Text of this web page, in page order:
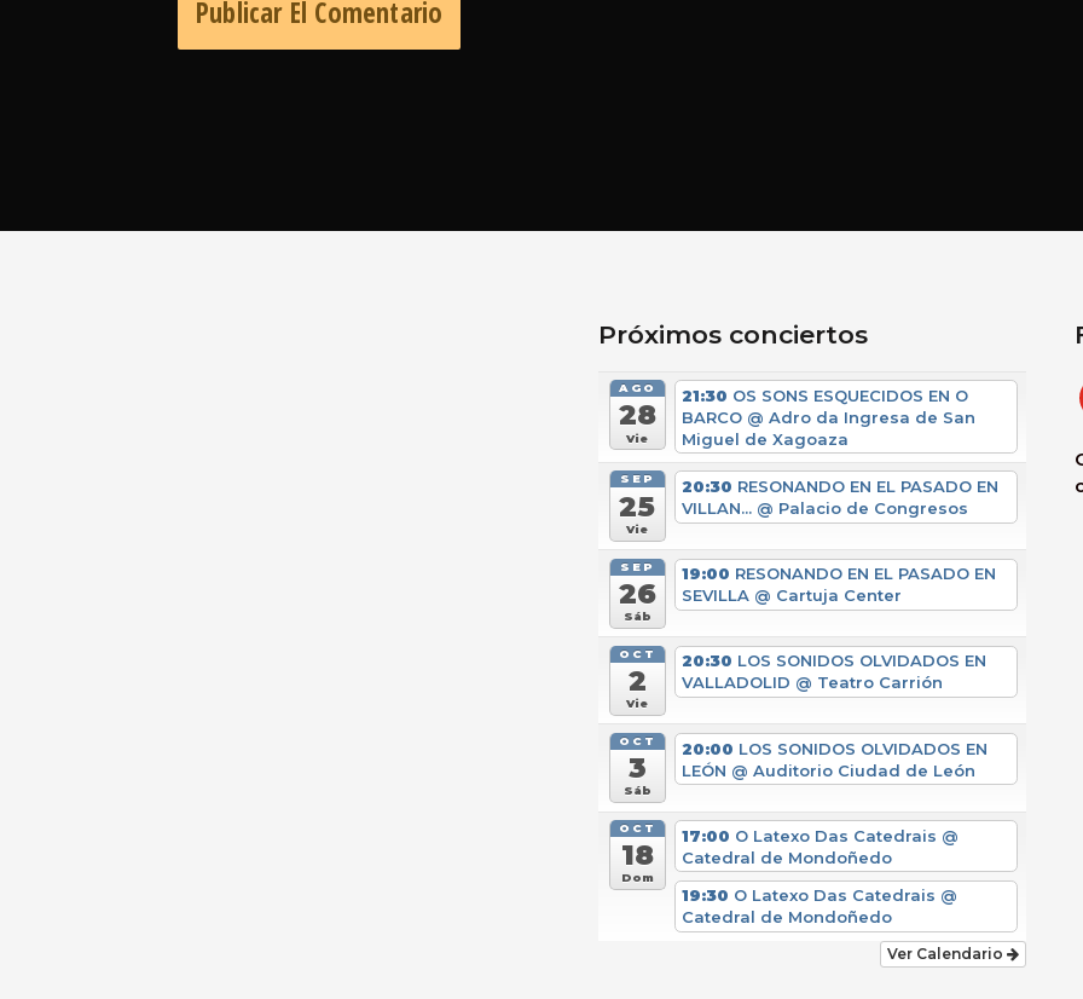
Próximos conciertos
AGO
28
Vie
21:30 OS SONS ESQUECIDOS EN O
BARCO @ Adro da Ingresa de San
Miguel de Xagoaza
SEP
25
Vie
20:30 RESONANDO EN EL PASADO EN
VILLAN... @ Palacio de Congresos
SEP
26
Sáb
19:00 RESONANDO EN EL PASADO EN
SEVILLA @ Cartuja Center
OCT
2
Vie
20:30 LOS SONIDOS OLVIDADOS EN
VALLADOLID @ Teatro Carrión
OCT
3
Sáb
20:00 LOS SONIDOS OLVIDADOS EN
LEÓN @ Auditorio Ciudad de León
OCT
18
Dom
17:00 O Latexo Das Catedrais @
Catedral de Mondoñedo
19:30 O Latexo Das Catedrais @
Catedral de Mondoñedo
Ver Calendario